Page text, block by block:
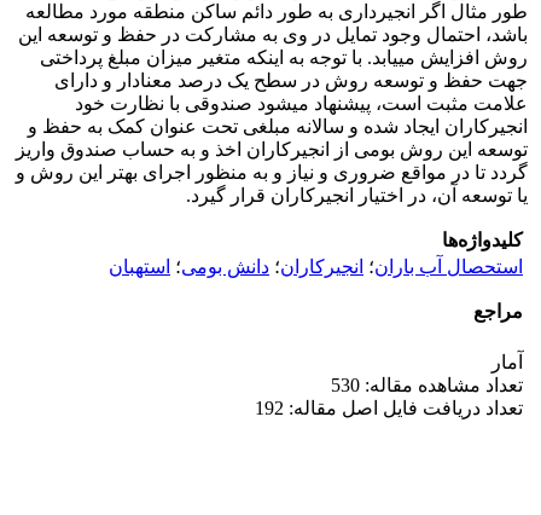
طور مثال اگر انجیرداری به طور دائم ساکن منطقه­ مورد مطالعه
باشد، احتمال وجود تمایل در وی به مشارکت در حفظ و توسعه­ این
روش افزایش می­یابد. با توجه به اینکه متغیر میزان مبلغ پرداختی
جهت حفظ و توسعه روش در سطح یک درصد معنادار و دارای
علامت مثبت است، پیشنهاد می­شود صندوقی با نظارت خود
انجیرکاران ایجاد شده و سالانه مبلغی تحت عنوان کمک به حفظ و
توسعه این روش بومی از انجیرکاران اخذ و به حساب صندوق واریز
گردد تا در مواقع ضروری و نیاز و به منظور اجرای بهتر این روش و
یا توسعه آن، در اختیار انجیرکاران قرار گیرد.
کلیدواژه‌ها
استحصال آب باران؛ انجیرکاران؛ دانش بومی؛ استهبان
مراجع
آمار
تعداد مشاهده مقاله: 530
تعداد دریافت فایل اصل مقاله: 192